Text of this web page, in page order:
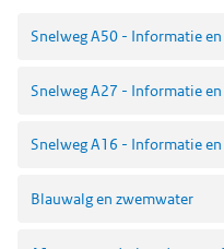
Snelweg A50 - Informatie
Snelweg A27 - Informatie
Snelweg A16 - Informatie
Blauwalg en zwemwater